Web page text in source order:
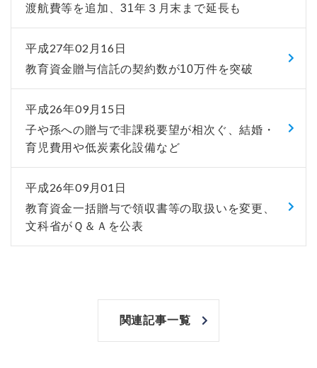
渡航費等を追加、31年３月末まで延長も
平成27年02月16日
教育資金贈与信託の契約数が10万件を突破
平成26年09月15日
子や孫への贈与で非課税要望が相次ぐ、結婚・
育児費用や低炭素化設備など
平成26年09月01日
教育資金一括贈与で領収書等の取扱いを変更、
文科省がＱ＆Ａを公表
関連記事一覧